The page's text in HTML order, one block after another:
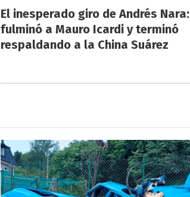
El inesperado giro de Andrés Nara:
fulminó a Mauro Icardi y terminó
respaldando a la China Suárez